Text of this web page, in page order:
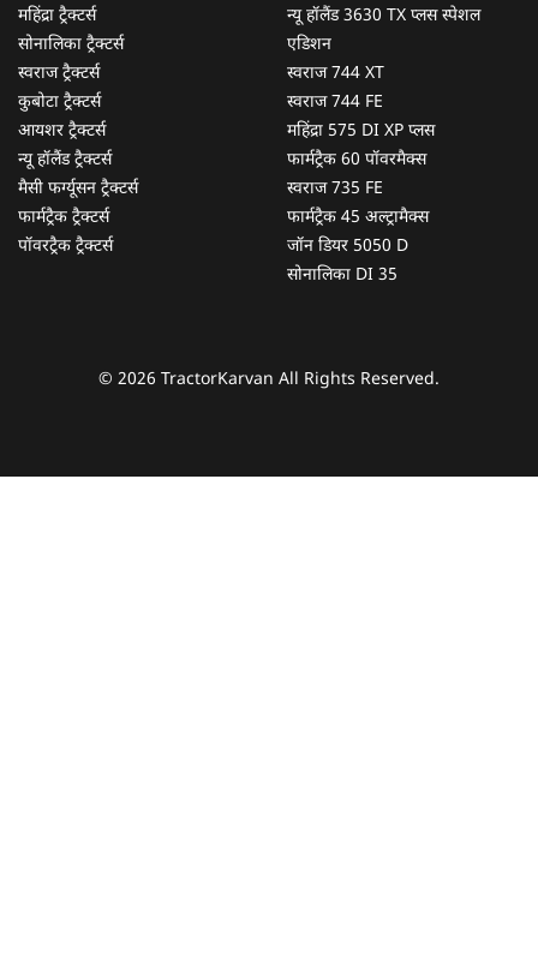
महिंद्रा ट्रैक्टर्स
सोनालिका ट्रैक्टर्स
स्वराज ट्रैक्टर्स
कुबोटा ट्रैक्टर्स
आयशर ट्रैक्टर्स
न्यू हॉलैंड ट्रैक्टर्स
मैसी फर्ग्यूसन ट्रैक्टर्स
फार्मट्रैक ट्रैक्टर्स
पॉवरट्रैक ट्रैक्टर्स
न्यू हॉलैंड 3630 TX प्लस स्पेशल
एडिशन
स्वराज 744 XT
स्वराज 744 FE
महिंद्रा 575 DI XP प्लस
फार्मट्रैक 60 पॉवरमैक्स
स्वराज 735 FE
फार्मट्रैक 45 अल्ट्रामैक्स
जॉन डियर 5050 D
सोनालिका DI 35
© 2026 TractorKarvan All Rights Reserved.